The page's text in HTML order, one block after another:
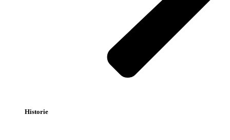
Historie